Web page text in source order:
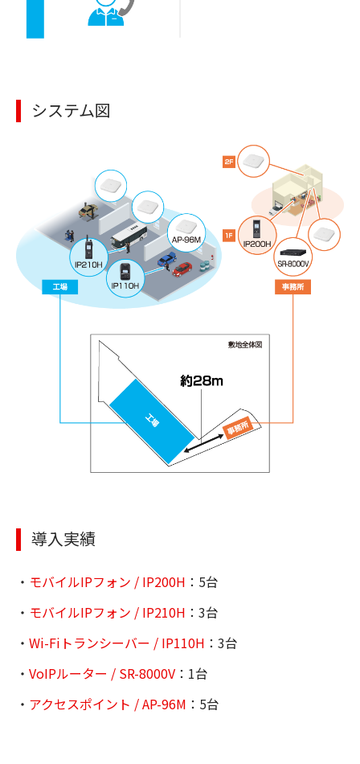
システム図
導入実績
・ モバイルIPフォン / IP200H ：5台
・ モバイルIPフォン / IP210H ：3台
・ Wi-Fiトランシーバー / IP110H ：3台
・ VoIPルーター / SR-8000V ：1台
・ アクセスポイント / AP-96M ：5台